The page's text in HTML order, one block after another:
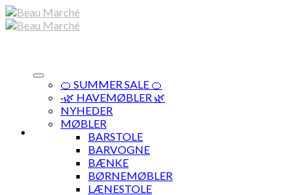
Skip
to
🍊 SUMMER SALE 🍊
·🌿 HAVEMØBLER 🌿
NYHEDER
MØBLER
BARSTOLE
BARVOGNE
BÆNKE
BØRNEMØBLER
LÆNESTOLE